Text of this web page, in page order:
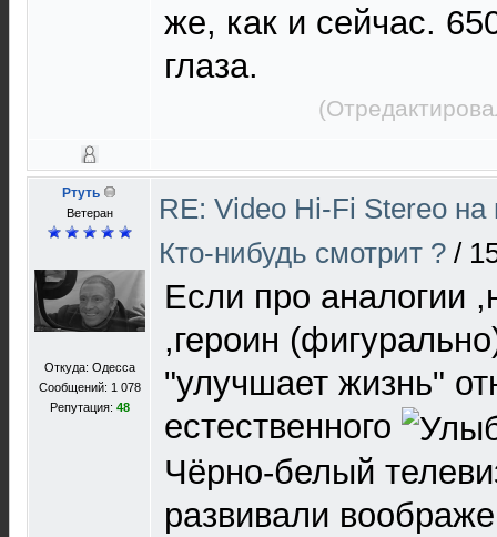
же, как и сейчас.
глаза.
Ртуть
Ветеран
Откуда: Одесса
Сообщений: 1 078
Репутация: 48
RE: Video Hi-Fi Stereo
Кто-нибудь смотрит ? /
Если про аналогии
,героин
"улучшает жизнь"
естественного
Чёрно-белый
развивали